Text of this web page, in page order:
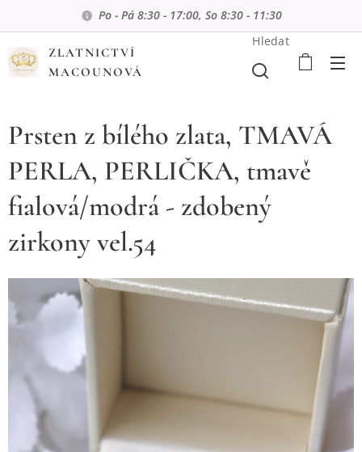
Po - Pá 8:30 - 17:00, So 8:30 - 11:30
ZLATNICTVÍ
MACOUNOVÁ
Hledat
Prsten z bílého zlata, TMAVÁ
PERLA, PERLIČKA, tmavě
fialová/modrá - zdobený
zirkony vel.54